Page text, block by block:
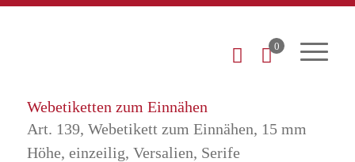
0
Webetiketten zum Einnähen
Art. 139, Webetikett zum Einnähen, 15 mm
Höhe, einzeilig, Versalien, Serife